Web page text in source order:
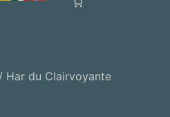
du Clairvoyante